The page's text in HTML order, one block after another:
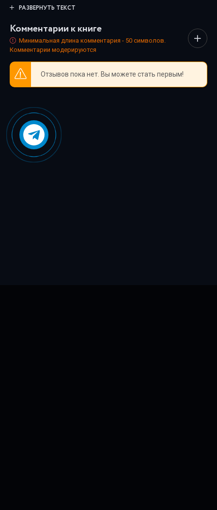
комфортным. Новинки и классика, фантастика и драма,
каждый нашёл книгу по душе.
РАЗВЕРНУТЬ ТЕКСТ
Комментарии к книге
Минимальная длина комментария - 50 символов.
Комментарии модерируются
Отзывов пока нет. Вы можете стать первым!